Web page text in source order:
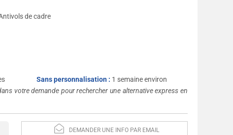
de cadre
Sans personnalisation : 1 semaine environ
votre demande pour rechercher une alternative express en
DEMANDER UNE INFO PAR EMAIL